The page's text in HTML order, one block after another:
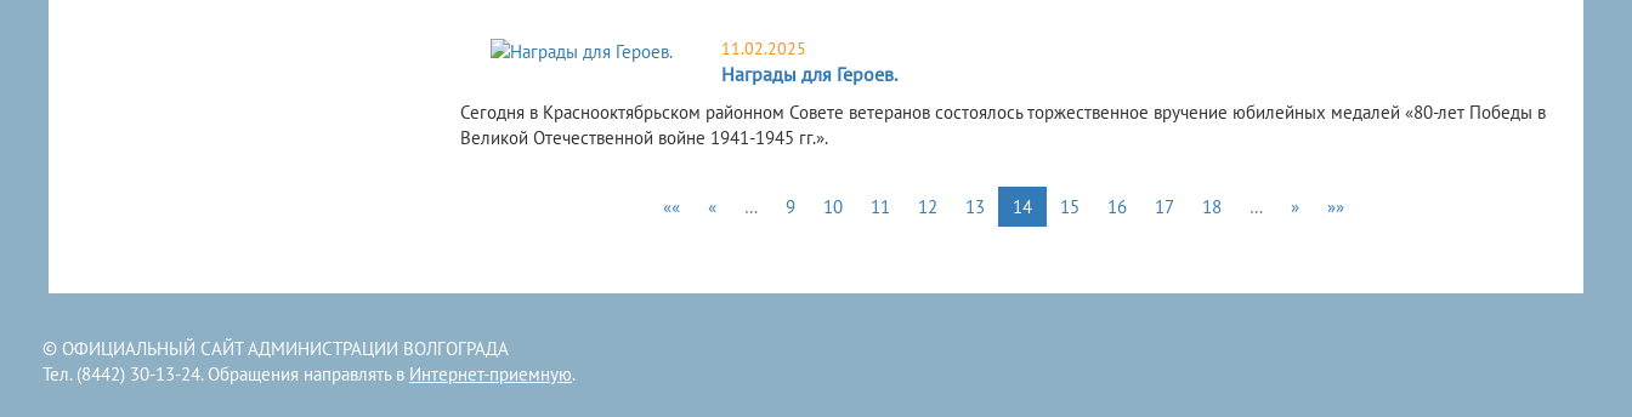
11.02.2025
Награды для Героев.
Сегодня в Краснооктябрьском районном Совете ветеранов состоялось торжественное вручение юбилейных медалей «80-лет Победы в
Великой Отечественной войне 1941-1945 гг.».
«« « … 9 10 11 12 13 14 15 16 17 18 … » »»
© ОФИЦИАЛЬНЫЙ САЙТ АДМИНИСТРАЦИИ ВОЛГОГРАДА
Тел. (8442) 30-13-24. Обращения направлять в Интернет-приемную.